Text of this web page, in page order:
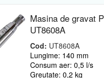
Masina de gravat
UT8608A
Cod: UT8608A
Lungime: 140 mm
Consum aer: 0,5 l/s
Greutate: 0,2 kg